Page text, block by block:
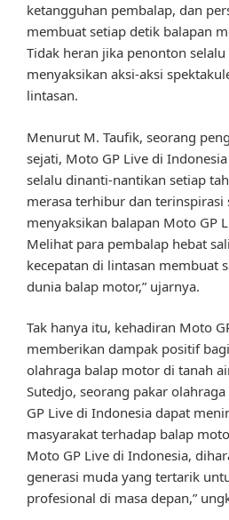
ketangguhan pembalap, dan
membuat setiap detik balapan
Tidak heran jika penonton
menyaksikan aksi-aksi
lintasan.
Menurut M. Taufik, seorang
sejati, Moto GP Live di
selalu dinanti-nantikan setiap
merasa terhibur dan terinspirasi
menyaksikan balapan Moto GP
Melihat para pembalap hebat
kecepatan di lintasan membuat
dunia balap motor,” ujarnya.
Tak hanya itu, kehadiran Moto
memberikan dampak positif
olahraga balap motor di tanah
Sutedjo, seorang pakar
GP Live di Indonesia dapat
masyarakat terhadap balap
Moto GP Live di Indonesia,
generasi muda yang tertarik
profesional di masa depan,”